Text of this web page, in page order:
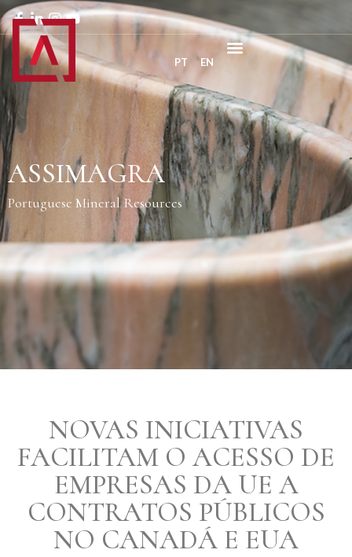
PT EN
ASSIMAGRA
Portuguese Mineral Resources
NOVAS INICIATIVAS
FACILITAM O ACESSO DE
EMPRESAS DA UE A
CONTRATOS PÚBLICOS
NO CANADÁ E EUA